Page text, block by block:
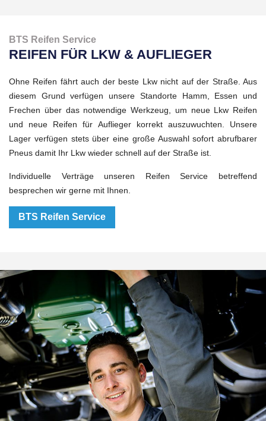
BTS Reifen Service
REIFEN FÜR LKW & AUFLIEGER
Ohne Reifen fährt auch der beste Lkw nicht auf der Straße. Aus
diesem Grund verfügen unsere Standorte Hamm, Essen und
Frechen über das notwendige Werkzeug, um neue Lkw Reifen
und neue Reifen für Auflieger korrekt auszuwuchten. Unsere
Lager verfügen stets über eine große Auswahl sofort abrufbarer
Pneus damit Ihr Lkw wieder schnell auf der Straße ist.
Individuelle Verträge unseren Reifen Service betreffend
besprechen wir gerne mit Ihnen.
BTS Reifen Service